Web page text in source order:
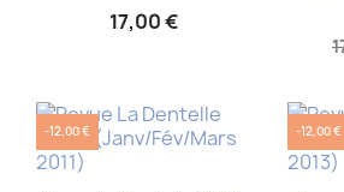
17,00 €
-12,00 € -12,00 €